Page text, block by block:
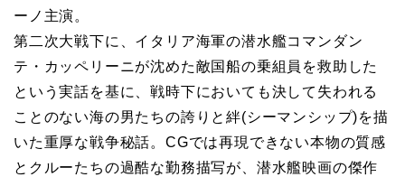
ーノ主演。
第二次大戦下に、イタリア海軍の潜水艦コマンダン
テ・カッペリーニが沈めた敵国船の乗組員を救助した
という実話を基に、戦時下においても決して失われる
ことのない海の男たちの誇りと絆(シーマンシップ)を描
いた重厚な戦争秘話。CGでは再現できない本物の質感
とクルーたちの過酷な勤務描写が、潜水艦映画の傑作